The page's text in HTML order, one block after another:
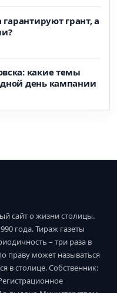
грант, а
какие темы
день кампании
сайт о жизни столицы.
года. Тираж газеты
– три раза в
праву может называться
в столице. Собственник: